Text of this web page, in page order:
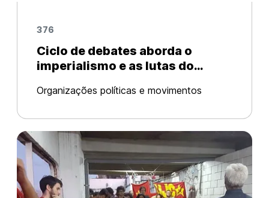
376
Ciclo de debates aborda o
imperialismo e as lutas do
Organizações políticas e movimentos
classes nos dias 10 e 11 de Outubro, na
Faculdade de Direito da USP, no Largo São
Francisco. A iniciativa do ciclo de